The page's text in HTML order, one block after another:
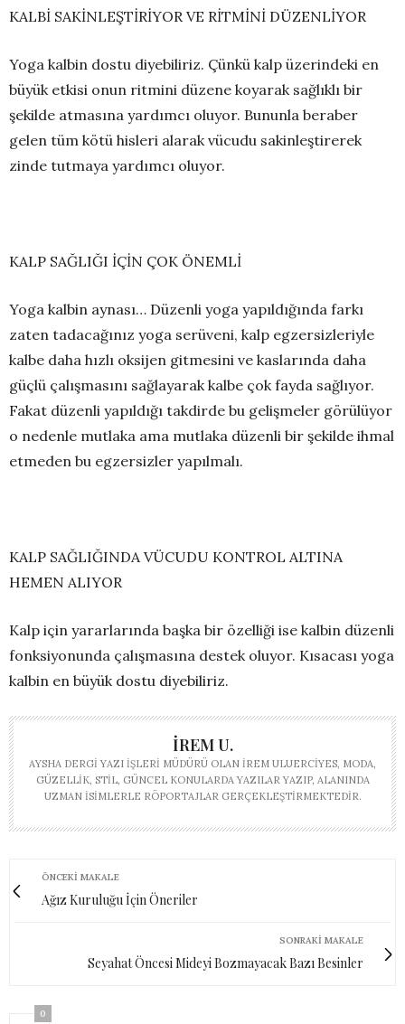
KALBİ SAKİNLEŞTİRİYOR VE RİTMİNİ DÜZENLİYOR
Yoga kalbin dostu diyebiliriz. Çünkü kalp üzerindeki en
büyük etkisi onun ritmini düzene koyarak sağlıklı bir
şekilde atmasına yardımcı oluyor. Bununla beraber
gelen tüm kötü hisleri alarak vücudu sakinleştirerek
zinde tutmaya yardımcı oluyor.
KALP SAĞLIĞI İÇİN ÇOK ÖNEMLİ
Yoga kalbin aynası… Düzenli yoga yapıldığında farkı
zaten tadacağınız yoga serüveni, kalp egzersizleriyle
kalbe daha hızlı oksijen gitmesini ve kaslarında daha
güçlü çalışmasını sağlayarak kalbe çok fayda sağlıyor.
Fakat düzenli yapıldığı takdirde bu gelişmeler görülüyor
o nedenle mutlaka ama mutlaka düzenli bir şekilde ihmal
etmeden bu egzersizler yapılmalı.
KALP SAĞLIĞINDA VÜCUDU KONTROL ALTINA
HEMEN ALIYOR
Kalp için yararlarında başka bir özelliği ise kalbin düzenli
fonksiyonunda çalışmasına destek oluyor. Kısacası yoga
kalbin en büyük dostu diyebiliriz.
İREM U.
AYSHA DERGI YAZI İŞLERI MÜDÜRÜ OLAN İREM ULUERCIYES, MODA,
GÜZELLIK, STIL, GÜNCEL KONULARDA YAZILAR YAZIP, ALANINDA
UZMAN ISIMLERLE RÖPORTAJLAR GERÇEKLEŞTIRMEKTEDIR.
ÖNCEKI MAKALE
Ağız Kuruluğu İçin Öneriler
SONRAKI MAKALE
Seyahat Öncesi Mideyi Bozmayacak Bazı Besinler
0